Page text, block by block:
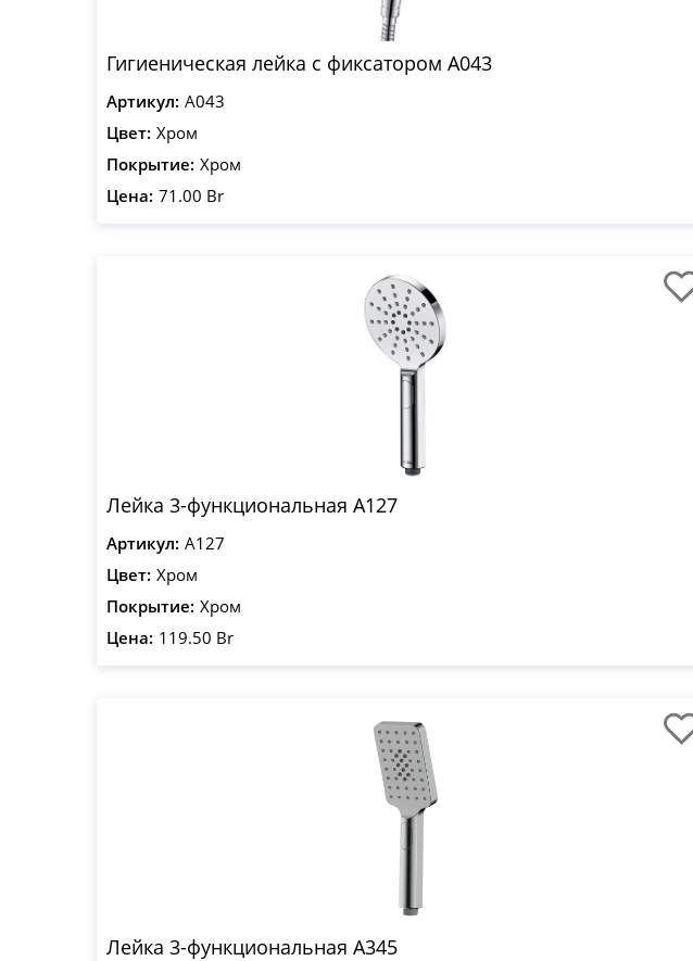
Гигиеническая лейка с фиксатором A043
Артикул: A043
Цвет: Хром
Покрытие: Хром
Цена: 71.00 Br
Лейка 3-функциональная A127
Артикул: A127
Цвет: Хром
Покрытие: Хром
Цена: 119.50 Br
Лейка 3-функциональная A345